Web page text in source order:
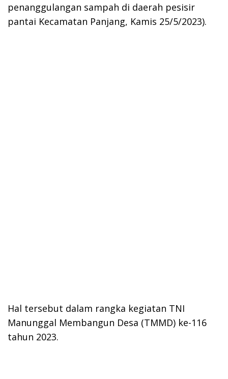
penanggulangan sampah di daerah pesisir
pantai Kecamatan Panjang, Kamis 25/5/2023).
Hal tersebut dalam rangka kegiatan TNI
Manunggal Membangun Desa (TMMD) ke-116
tahun 2023.